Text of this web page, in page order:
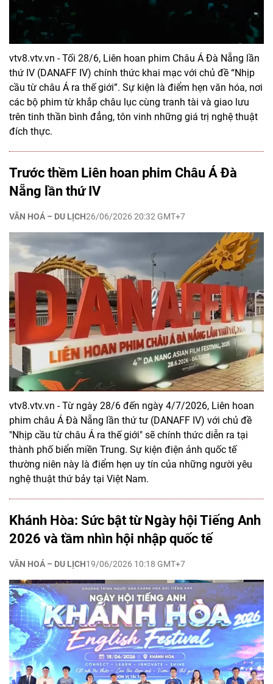
vtv8.vtv.vn - Tối 28/6, Liên hoan phim Châu Á Đà Nẵng lần
thứ IV (DANAFF IV) chính thức khai mạc với chủ đề “Nhịp
cầu từ châu Á ra thế giới”. Sự kiện là điểm hẹn văn hóa, nơi
các bộ phim từ khắp châu lục cùng tranh tài và giao lưu
trên tinh thần bình đẳng, tôn vinh những giá trị nghệ thuật
đích thực.
Trước thềm Liên hoan phim Châu Á Đà
Nẵng lần thứ IV
VĂN HOÁ – DU LỊCH26/06/2026 20:32 GMT+7
vtv8.vtv.vn - Từ ngày 28/6 đến ngày 4/7/2026, Liên hoan
phim châu Á Đà Nẵng lần thứ tư (DANAFF IV) với chủ đề
"Nhịp cầu từ châu Á ra thế giới" sẽ chính thức diễn ra tại
thành phố biển miền Trung. Sự kiện điện ảnh quốc tế
thường niên này là điểm hẹn uy tín của những người yêu
nghệ thuật thứ bảy tại Việt Nam.
Khánh Hòa: Sức bật từ Ngày hội Tiếng Anh
2026 và tầm nhìn hội nhập quốc tế
VĂN HOÁ – DU LỊCH19/06/2026 10:18 GMT+7